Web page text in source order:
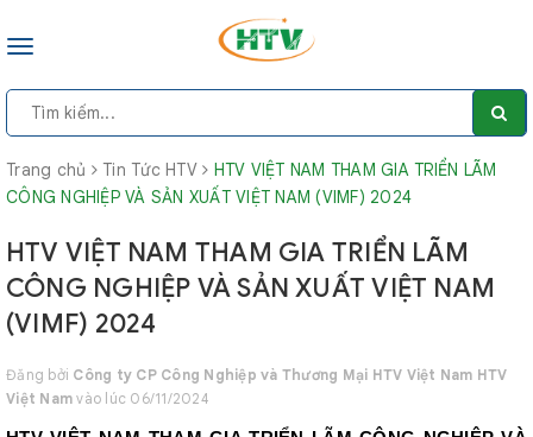
Toggle
Trang chủ Tin Tức HTV
HTV VIỆT NAM THAM GIA TRIỂN LÃM
CÔNG NGHIỆP VÀ SẢN XUẤT VIỆT NAM (VIMF) 2024
HTV VIỆT NAM THAM GIA TRIỂN LÃM
CÔNG NGHIỆP VÀ SẢN XUẤT VIỆT NAM
(VIMF) 2024
Đăng bởi Công ty CP Công Nghiệp và Thương Mại HTV Việt Nam HTV
Việt Nam vào lúc 06/11/2024